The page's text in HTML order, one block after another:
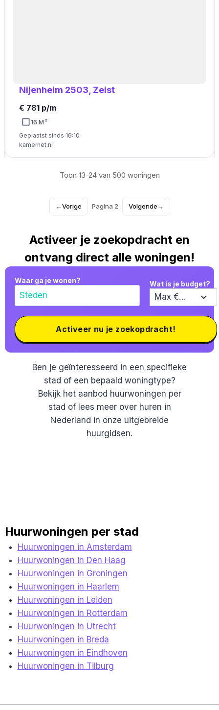
Nijenheim 2503, Zeist
€ 781 p/m
16 M²
Geplaatst sinds 16:10
kamernet.nl
Toon 13-24 van 500 woningen
←Vorige Pagina 2 Volgende→
Activeer je zoekopdracht en
ontvang direct alle woningen!
Waar ga je wonen? Wat is je budget?
Activeer nu je zoekopdracht!
Ben je geïnteresseerd in een specifieke
stad of een bepaald woningtype?
Bekijk het aanbod huurwoningen per
stad of lees meer over huren in
Nederland in onze uitgebreide
huurgidsen.
Huurwoningen per stad
Huurwoningen in Amsterdam
Huurwoningen in Den Haag
Huurwoningen in Groningen
Huurwoningen in Haarlem
Huurwoningen in Leiden
Huurwoningen in Rotterdam
Huurwoningen in Utrecht
Huurwoningen in Breda
Huurwoningen in Eindhoven
Huurwoningen in Tilburg